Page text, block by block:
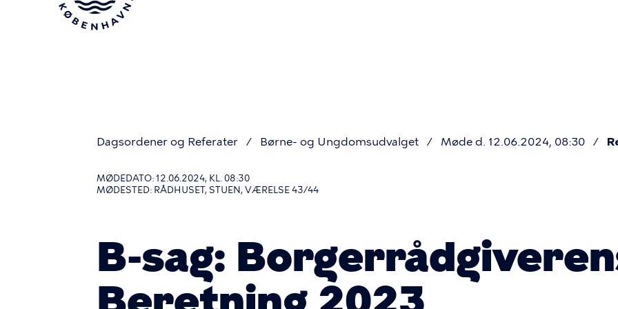
Dagsordener og Referater Børne- og Ungdomsudvalget Møde d. 12.06.2024, 08:30
MØDEDATO: 12.06.2024, KL. 08:30
MØDESTED: RÅDHUSET, STUEN, VÆRELSE 43/44
B-sag: